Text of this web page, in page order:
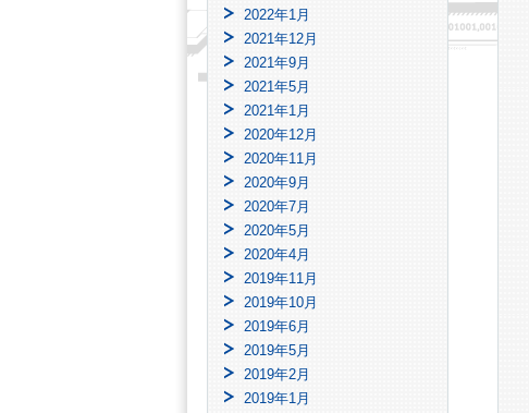
2022年1月
2021年12月
2021年9月
2021年5月
2021年1月
2020年12月
2020年11月
2020年9月
2020年7月
2020年5月
2020年4月
2019年11月
2019年10月
2019年6月
2019年5月
2019年2月
2019年1月